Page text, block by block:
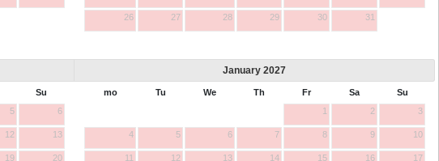
26 27 28 29 30 31
Su
5 6
12 13
19 20
January 2027
mo Tu We Th Fr Sa
Su
1
2 3
4 5 6 7 8 9 10
11 12 13 14 15 16 17